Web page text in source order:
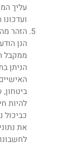
עליך
הזהר
הנן
ממקבל
הניתן
להיות
את